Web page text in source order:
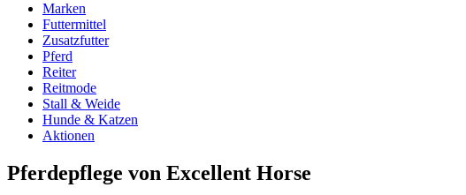
Marken
Futtermittel
Zusatzfutter
Pferd
Reiter
Reitmode
Stall & Weide
Hunde & Katzen
Aktionen
Pferdepflege von Excellent Horse